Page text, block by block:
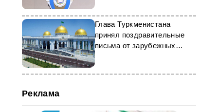
Глава Туркменистана
принял поздравительные
письма от зарубежных
коллег
Реклама